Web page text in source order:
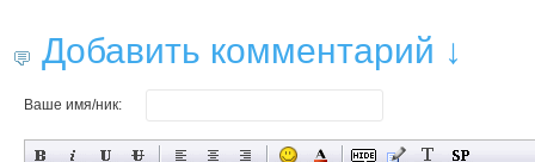
Добавить комментарий ↓
Ваше имя/ник: